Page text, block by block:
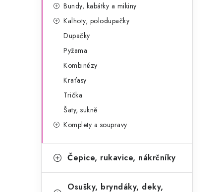
Bundy, kabátky a mikiny
Kalhoty, polodupačky
Dupačky
Pyžama
Kombinézy
Kraťasy
Trička
Šaty, sukně
Komplety a soupravy
Čepice, rukavice, nákrčníky
Osušky, bryndáky, deky,